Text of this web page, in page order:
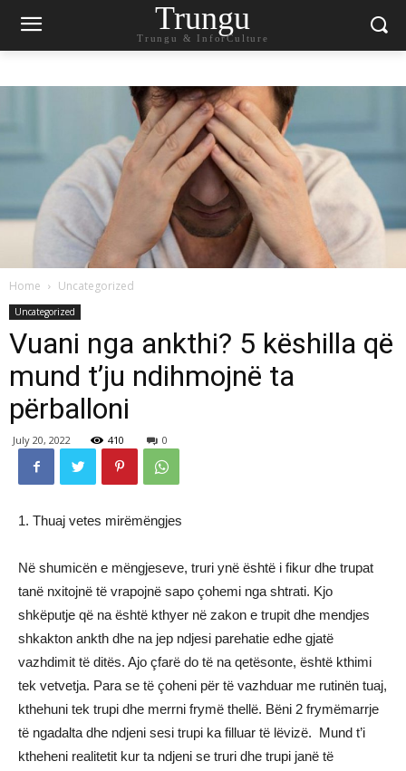
Trungu
Trungu & InforCulture
Home Uncategorized
Uncategorized
Vuani nga ankthi? 5 këshilla që
mund t’ju ndihmojnë ta
përballoni
July 20, 2022 410 0
1. Thuaj vetes mirëmëngjes
Në shumicën e mëngjeseve, truri ynë është i fikur dhe trupat
tanë nxitojnë të vrapojnë sapo çohemi nga shtrati. Kjo
shkëputje që na është kthyer në zakon e trupit dhe mendjes
shkakton ankth dhe na jep ndjesi parehatie edhe gjatë
vazhdimit të ditës. Ajo çfarë do të na qetësonte, është kthimi
tek vetvetja. Para se të çoheni për të vazhduar me rutinën tuaj,
kthehuni tek trupi dhe merrni frymë thellë. Bëni 2 frymëmarrje
të ngadalta dhe ndjeni sesi trupi ka filluar të lëvizë. Mund t’i
ktheheni realitetit kur ta ndjeni se truri dhe trupi janë të